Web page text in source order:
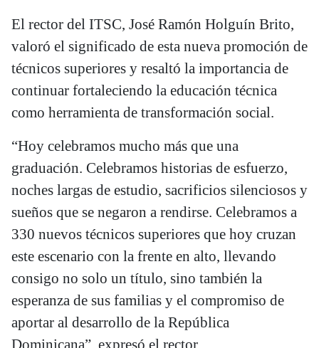
El rector del ITSC, José Ramón Holguín Brito,
valoró el significado de esta nueva promoción de
técnicos superiores y resaltó la importancia de
continuar fortaleciendo la educación técnica
como herramienta de transformación social.
“Hoy celebramos mucho más que una
graduación. Celebramos historias de esfuerzo,
noches largas de estudio, sacrificios silenciosos y
sueños que se negaron a rendirse. Celebramos a
330 nuevos técnicos superiores que hoy cruzan
este escenario con la frente en alto, llevando
consigo no solo un título, sino también la
esperanza de sus familias y el compromiso de
aportar al desarrollo de la República
Dominicana”, expresó el rector.